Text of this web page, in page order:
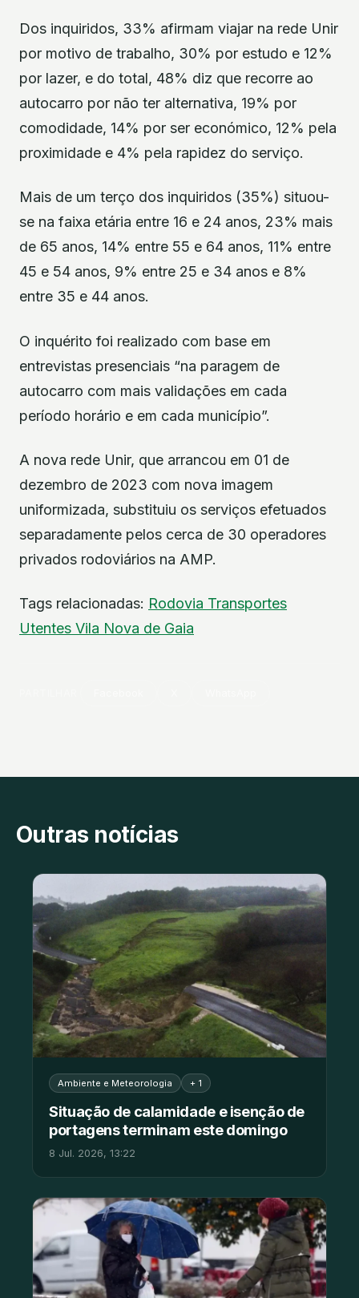
Dos inquiridos, 33% afirmam viajar na rede Unir
por motivo de trabalho, 30% por estudo e 12%
por lazer, e do total, 48% diz que recorre ao
autocarro por não ter alternativa, 19% por
comodidade, 14% por ser económico, 12% pela
proximidade e 4% pela rapidez do serviço.
Mais de um terço dos inquiridos (35%) situou-
se na faixa etária entre 16 e 24 anos, 23% mais
de 65 anos, 14% entre 55 e 64 anos, 11% entre
45 e 54 anos, 9% entre 25 e 34 anos e 8%
entre 35 e 44 anos.
O inquérito foi realizado com base em
entrevistas presenciais “na paragem de
autocarro com mais validações em cada
período horário e em cada município”.
A nova rede Unir, que arrancou em 01 de
dezembro de 2023 com nova imagem
uniformizada, substituiu os serviços efetuados
separadamente pelos cerca de 30 operadores
privados rodoviários na AMP.
Tags relacionadas: Rodovia Transportes
Utentes Vila Nova de Gaia
Outras notícias
Ambiente e Meteorologia + 1
Situação de calamidade e isenção de
portagens terminam este domingo
8 Jul. 2026, 13:22